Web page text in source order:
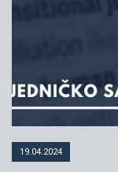
19.04.2024